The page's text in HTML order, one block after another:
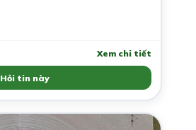
Xem chi tiết
Hỏi tin này